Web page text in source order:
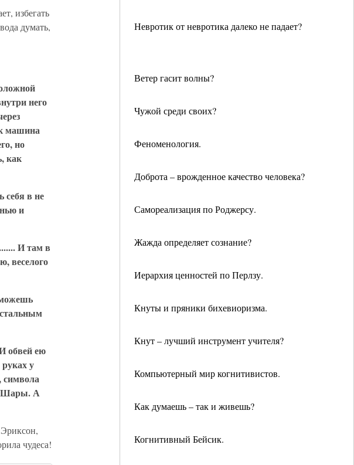
Невротик от невротика далеко не падает?
Ветер гасит волны?
Чужой среди своих?
Феноменология.
Доброта – врожденное качество человека?
Самореализация по Роджерсу.
Жажда определяет сознание?
Иерархия ценностей по Перлзу.
Кнуты и пряники бихевиоризма.
Кнут – лучший инструмент учителя?
Компьютерный мир когнитивистов.
Как думаешь – так и живешь?
Когнитивный Бейсик.
избегать
думать,
него
машина
но
как
в не
и
И там в
веселого
обвей ею
у
символа
Шары. А
чудеса!